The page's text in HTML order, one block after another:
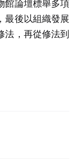
館論壇標舉多項
最後以組織發展
法，再從修法到